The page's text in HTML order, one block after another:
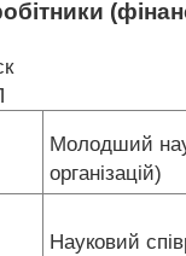
Молодший
організацій)
Науковий